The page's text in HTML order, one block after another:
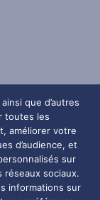
que d’autres
toutes les
améliorer votre
d’audience, et
sur
sociaux.
informations sur